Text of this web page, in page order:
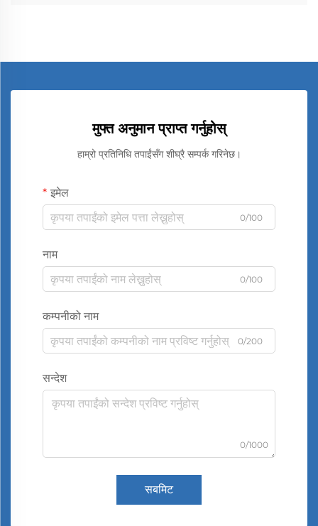
मुफ्त अनुमान प्राप्त गर्नुहोस्
हाम्रो प्रतिनिधि तपाईंसँग शीघ्रै सम्पर्क गरिनेछ।
इमेल
0/100
नाम
0/100
कम्पनीको नाम
0/200
सन्देश
0/1000
सबमिट